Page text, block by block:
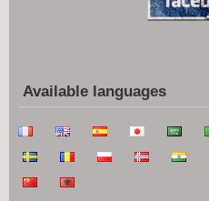
Available languages